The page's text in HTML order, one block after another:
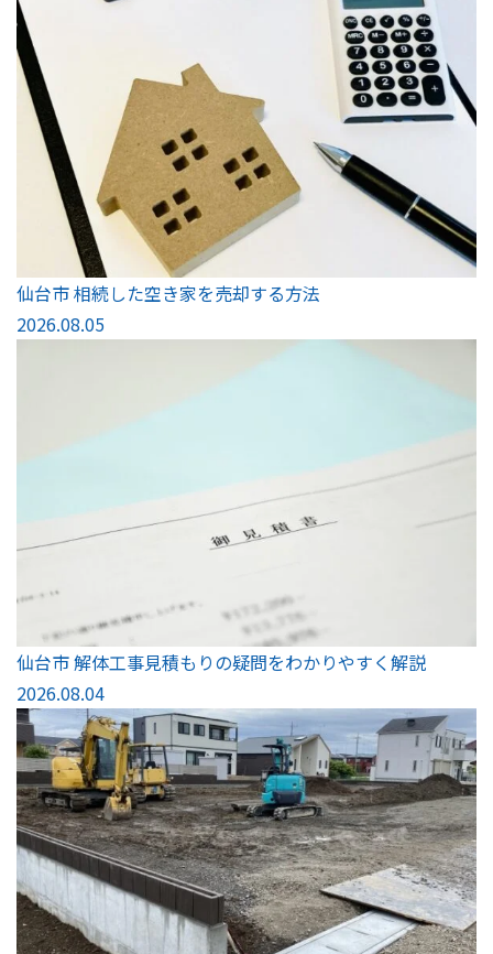
仙台市 相続した空き家を売却する方法
2026.08.05
仙台市 解体工事見積もりの疑問をわかりやすく解説
2026.08.04